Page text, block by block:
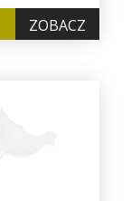
ZOBACZ